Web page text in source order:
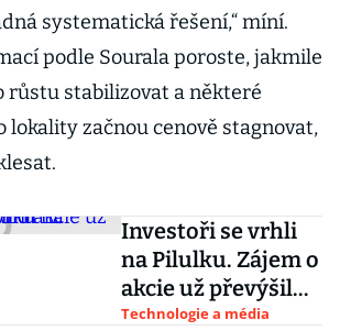
systematická řešení,“ míní.
podle Sourala poroste, jakmile
růstu stabilizovat a některé
lokality začnou cenově stagnovat,
Investoři se vrhli
na Pilulku. Zájem o
akcie už převýšil
nabídku
Technologie a média